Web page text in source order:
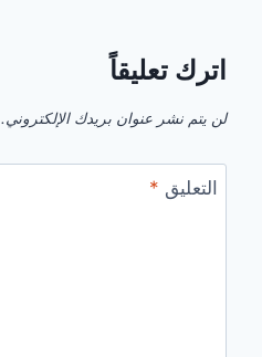
اترك تعليقاً
لن يتم نشر عنوان بريدك الإلكتروني.
التعليق *